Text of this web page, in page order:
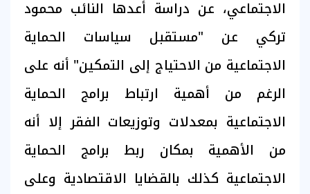
الاجتماعي، عن دراسة أعدها النائب محمود
تركي عن "مستقبل سياسات الحماية
الاجتماعية من الاحتياج إلى التمكين" أنه على
الرغم من أهمية ارتباط برامج الحماية
الاجتماعية بمعدلات وتوزيعات الفقر إلا أنه
من الأهمية بمكان ربط برامج الحماية
الاجتماعية كذلك بالقضايا الاقتصادية وعلى